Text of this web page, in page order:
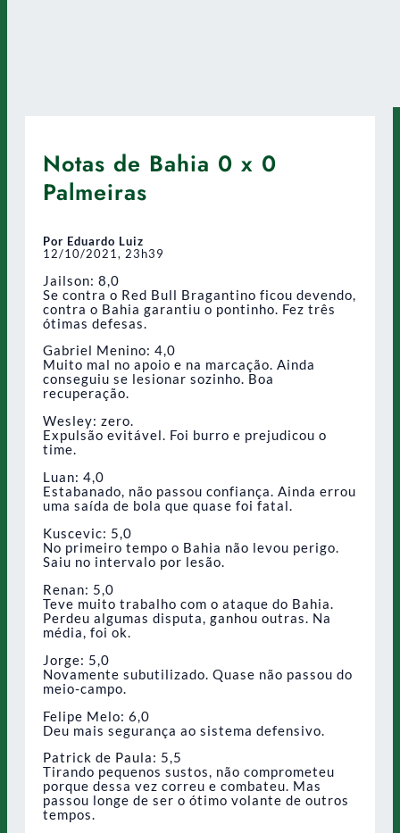
Notas de Bahia 0 x 0
Palmeiras
Por Eduardo Luiz
12/10/2021, 23h39
Jailson: 8,0
Se contra o Red Bull Bragantino ficou devendo,
contra o Bahia garantiu o pontinho. Fez três
ótimas defesas.
Gabriel Menino: 4,0
Muito mal no apoio e na marcação. Ainda
conseguiu se lesionar sozinho. Boa
recuperação.
Wesley: zero.
Expulsão evitável. Foi burro e prejudicou o
time.
Luan: 4,0
Estabanado, não passou confiança. Ainda errou
uma saída de bola que quase foi fatal.
Kuscevic: 5,0
No primeiro tempo o Bahia não levou perigo.
Saiu no intervalo por lesão.
Renan: 5,0
Teve muito trabalho com o ataque do Bahia.
Perdeu algumas disputa, ganhou outras. Na
média, foi ok.
Jorge: 5,0
Novamente subutilizado. Quase não passou do
meio-campo.
Felipe Melo: 6,0
Deu mais segurança ao sistema defensivo.
Patrick de Paula: 5,5
Tirando pequenos sustos, não comprometeu
porque dessa vez correu e combateu. Mas
passou longe de ser o ótimo volante de outros
tempos.